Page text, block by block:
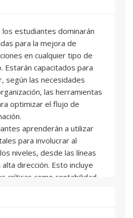
los estudiantes dominarán
para la mejora de
en cualquier tipo de
Estarán capacitados para
según las necesidades
las herramientas
optimizar el flujo de
aprenderán a utilizar
para involucrar al
niveles, desde las líneas
dirección. Esto incluye
críticas como contabilidad,
efectiva de las